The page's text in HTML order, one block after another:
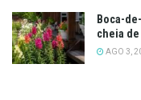
Boca-
cheia
AGO 3,